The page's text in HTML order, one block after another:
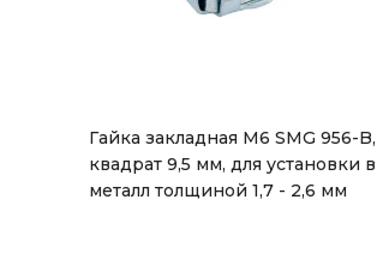
Гайка закладная М6 SMG 956-B,
квадрат 9,5 мм, для установки в
металл толщиной 1,7 - 2,6 мм